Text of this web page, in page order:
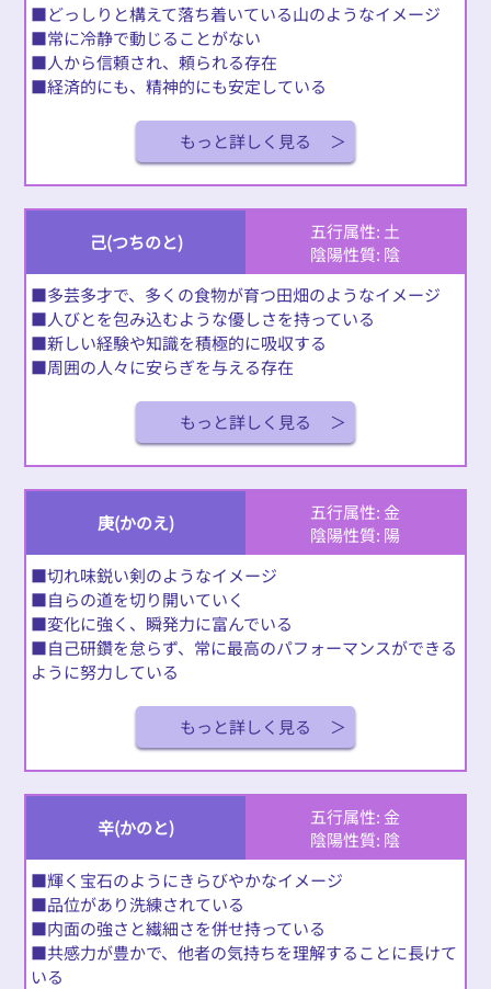
■どっしりと構えて落ち着いている山のようなイメージ
■常に冷静で動じることがない
■人から信頼され、頼られる存在
■経済的にも、精神的にも安定している
もっと詳しく見る
己(つちのと)
五行属性: 土
陰陽性質: 陰
■多芸多才で、多くの食物が育つ田畑のようなイメージ
■人びとを包み込むような優しさを持っている
■新しい経験や知識を積極的に吸収する
■周囲の人々に安らぎを与える存在
もっと詳しく見る
庚(かのえ)
五行属性: 金
陰陽性質: 陽
■切れ味鋭い剣のようなイメージ
■自らの道を切り開いていく
■変化に強く、瞬発力に富んでいる
■自己研鑽を怠らず、常に最高のパフォーマンスができる
ように努力している
もっと詳しく見る
辛(かのと)
五行属性: 金
陰陽性質: 陰
■輝く宝石のようにきらびやかなイメージ
■品位があり洗練されている
■内面の強さと繊細さを併せ持っている
■共感力が豊かで、他者の気持ちを理解することに長けて
いる